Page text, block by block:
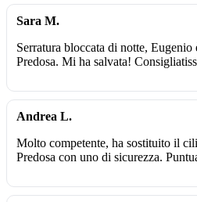
Sara M.
Serratura bloccata di notte,
Predosa. Mi ha salvata!
Andrea L.
Molto competente, ha sostituito il
Predosa con uno di sicurezza.